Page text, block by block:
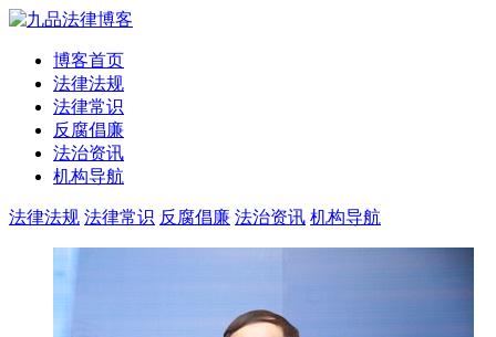
博客首页
法律法规
法律常识
反腐倡廉
法治资讯
机构导航
法律法规 法律常识 反腐倡廉 法治资讯 机构导航